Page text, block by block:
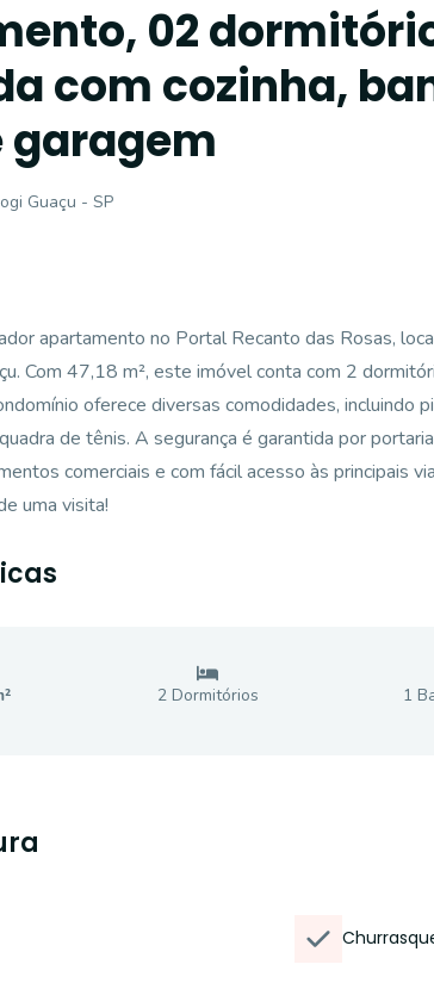
02
com cozinha,
garagem
Guaçu - SP
apartamento no Portal Recanto das Rosas,
Com 47,18 m², este imóvel conta com 2
oferece diversas comodidades, incluindo
de tênis. A segurança é garantida por
comerciais e com fácil acesso às principais
uma visita!
2Dormitórios 1